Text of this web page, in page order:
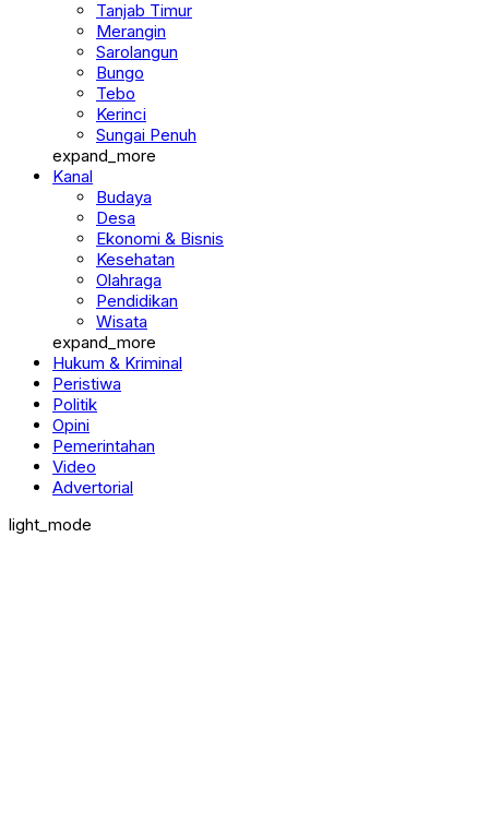
Tanjab Timur
Merangin
Sarolangun
Bungo
Tebo
Kerinci
Sungai Penuh
expand_more
Kanal
Budaya
Desa
Ekonomi & Bisnis
Kesehatan
Olahraga
Pendidikan
Wisata
expand_more
Hukum & Kriminal
Peristiwa
Politik
Opini
Pemerintahan
Video
Advertorial
light_mode